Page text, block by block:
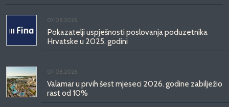
07.08.2026.
Pokazatelji uspješnosti poslovanja poduzetnika
Hrvatske u 2025. godini
07.08.2026.
Valamar u prvih šest mjeseci 2026. godine zabilježio
rast od 10%